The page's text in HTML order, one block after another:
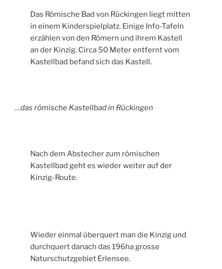
Das Römische Bad von Rückingen liegt mitten
in einem Kinderspielplatz. Einige Info-Tafeln
erzählen von den Römern und ihrem Kastell
an der Kinzig. Circa 50 Meter entfernt vom
Kastellbad befand sich das Kastell.
…das römische Kastellbad in Rückingen
Nach dem Abstecher zum römischen
Kastellbad geht es wieder weiter auf der
Kinzig-Route.
Wieder einmal überquert man die Kinzig und
durchquert danach das 196ha grosse
Naturschutzgebiet Erlensee.